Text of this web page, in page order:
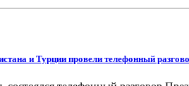
и Турции провели телефонный